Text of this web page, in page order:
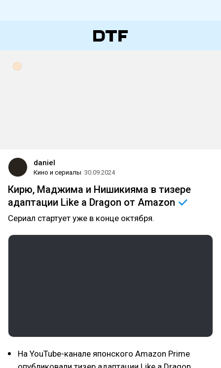
daniel
Кино и сериалы 30.09.2024
Кирю, Маджима и Нишикияма в тизере
адаптации Like a Dragon от Amazon
Сериал стартует уже в конце октября.
На YouTube-канале японского Amazon Prime